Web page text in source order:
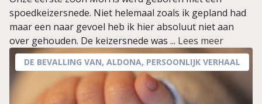
spoedkeizersnede. Niet helemaal zoals ik gepland had
maar een naar gevoel heb ik hier absoluut niet aan
over gehouden. De keizersnede was ... Lees meer
DE BEVALLING VAN, ALDONA, PERSOONLIJK VERHAAL